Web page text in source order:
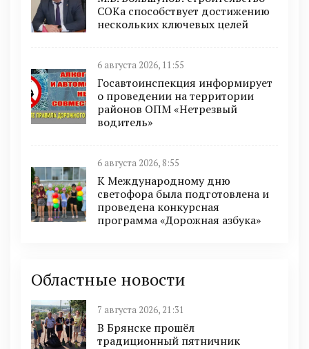
СОКа способствует достижению
нескольких ключевых целей
6 августа 2026, 11:55
Госавтоинспекция информирует
о проведении на территории
районов ОПМ «Нетрезвый
водитель»
6 августа 2026, 8:55
К Международному дню
светофора была подготовлена и
проведена конкурсная
программа «Дорожная азбука»
Областные новости
7 августа 2026, 21:31
В Брянске прошёл
традиционный пятничник